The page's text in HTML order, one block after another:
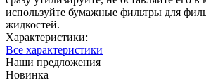
используйте бумажные фильтры для
жидкостей.
Характеристики:
Все характеристики
Наши предложения
Новинка